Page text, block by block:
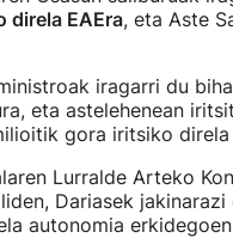
EAEra, eta Aste
iragarri du
eta astelehenean
gora iritsiko direla
Lurralde Arteko
Dariasek
autonomia